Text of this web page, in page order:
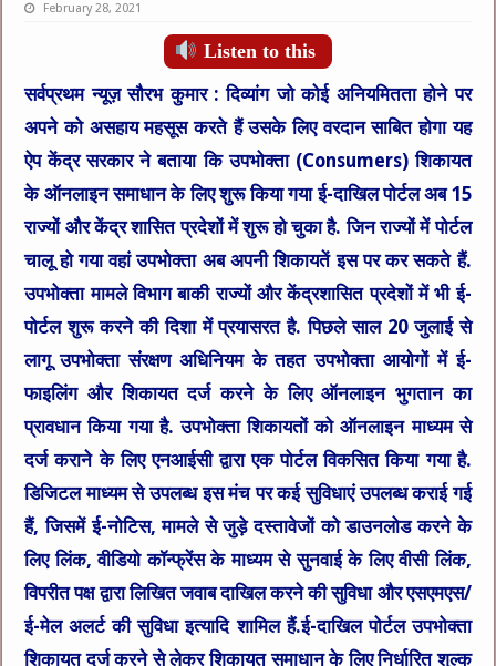
February 28, 2021
Listen to this
सर्वप्रथम न्यूज़ सौरभ कुमार : दिव्यांग जो कोई अनियमितता होने पर
अपने को असहाय महसूस करते हैं उसके लिए वरदान साबित होगा यह
ऐप केंद्र सरकार ने बताया कि उपभोक्ता (Consumers) शिकायत
के ऑनलाइन समाधान के लिए शुरू किया गया ई-दाखिल पोर्टल अब 15
राज्यों और केंद्र शासित प्रदेशों में शुरू हो चुका है. जिन राज्यों में पोर्टल
चालू हो गया वहां उपभोक्ता अब अपनी शिकायतें इस पर कर सकते हैं.
उपभोक्ता मामले विभाग बाकी राज्यों और केंद्रशासित प्रदेशों में भी ई-
पोर्टल शुरू करने की दिशा में प्रयासरत है. पिछले साल 20 जुलाई से
लागू उपभोक्ता संरक्षण अधिनियम के तहत उपभोक्ता आयोगों में ई-
फाइलिंग और शिकायत दर्ज करने के लिए ऑनलाइन भुगतान का
प्रावधान किया गया है. उपभोक्ता शिकायतों को ऑनलाइन माध्यम से
दर्ज कराने के लिए एनआईसी द्वारा एक पोर्टल विकसित किया गया है.
डिजिटल माध्यम से उपलब्ध इस मंच पर कई सुविधाएं उपलब्ध कराई गई
हैं, जिसमें ई-नोटिस, मामले से जुड़े दस्तावेजों को डाउनलोड करने के
लिए लिंक, वीडियो कॉन्फ्रेंस के माध्यम से सुनवाई के लिए वीसी लिंक,
विपरीत पक्ष द्वारा लिखित जवाब दाखिल करने की सुविधा और एसएमएस/
ई-मेल अलर्ट की सुविधा इत्यादि शामिल हैं.ई-दाखिल पोर्टल उपभोक्ता
शिकायत दर्ज करने से लेकर शिकायत समाधान के लिए निर्धारित शुल्क